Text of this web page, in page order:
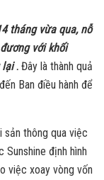
tháng vừa qua, nỗ
với khối
lại. Đây là thành quả
Ban điều hành để
sản thông qua việc
định hình
việc xoay vòng vốn